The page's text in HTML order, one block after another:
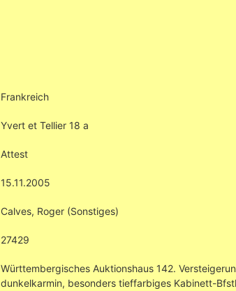
Frankreich
Yvert et Tellier 18 a
Attest
15.11.2005
Calves, Roger (Sonstiges)
27429
Württembergisches Auktionshaus 142.
dunkelkarmin, besonders tieffarbiges Kabinett-